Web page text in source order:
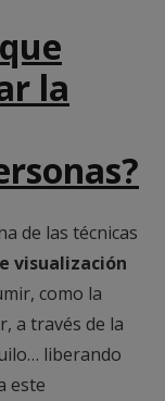
la
de las técnicas
visualización
como la
a través de la
liberando
este